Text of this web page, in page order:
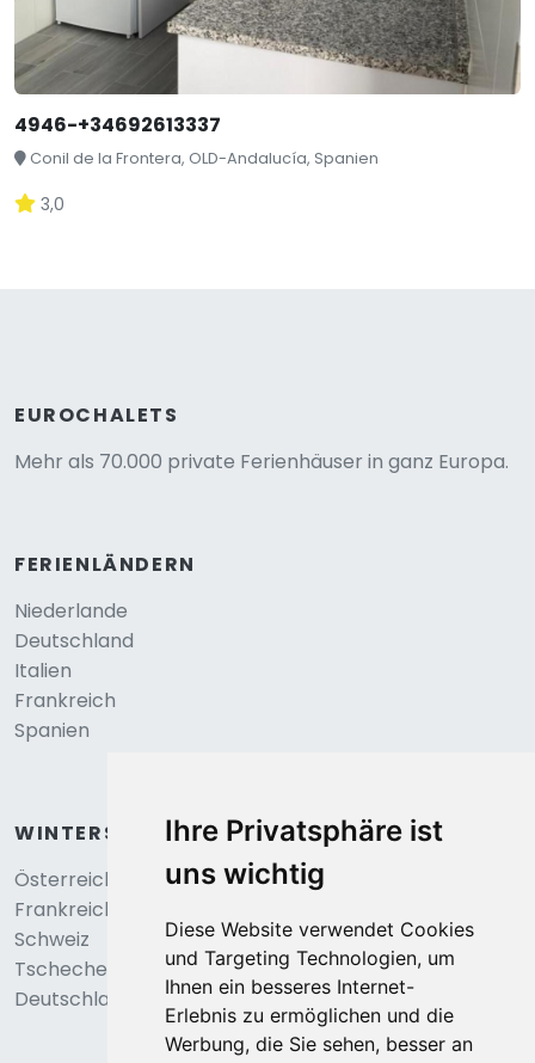
Ihre Privatsphäre ist
uns wichtig
Diese Website verwendet Cookies
und Targeting Technologien, um
Ihnen ein besseres Internet-
Erlebnis zu ermöglichen und die
Werbung, die Sie sehen, besser an
4946-+34692613337
Conil de la Frontera, OLD-Andalucía, Spanien
3,0
EUROCHALETS
Mehr als 70.000 private Ferienhäuser in ganz Europa.
FERIENLÄNDERN
Niederlande
Deutschland
Italien
Frankreich
Spanien
WINTERSPORT
Österreich
Frankreich
Schweiz
Tschechei
Deutschland